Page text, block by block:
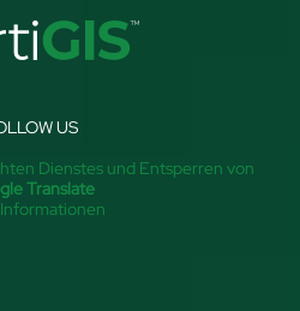
US
Dienstes und Entsperren von
Translate